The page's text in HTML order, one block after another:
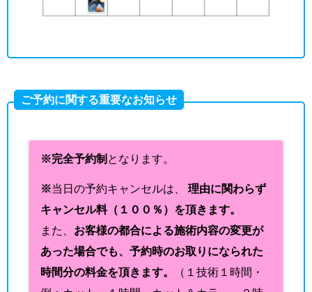
ご予約に関する重要なお知らせ
※完全予約制 となります。
※当日の予約キャンセルは、 理由に関わらず
キャンセル料（１００％）を頂きます。
また、 お客様の都合による施術内容の変更が
あった場合でも、予約時のお取りになられた
時間分の料金を頂きます。
（１技術１時間・